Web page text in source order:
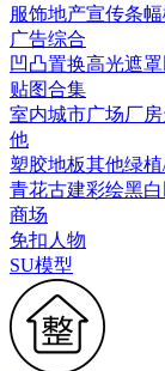
服饰地产宣传条幅
广告综合
凹凸置换高光遮罩
贴图合集
室内城市广场厂房
他
塑胶地板其他绿
青花古建彩绘黑
商场
免扣人物
SU模型